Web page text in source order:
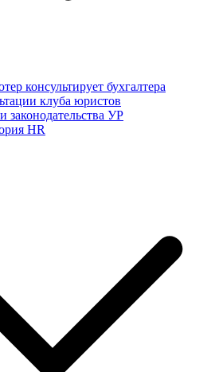
консультирует бухгалтера
клуба юристов
законодательства УР
HR